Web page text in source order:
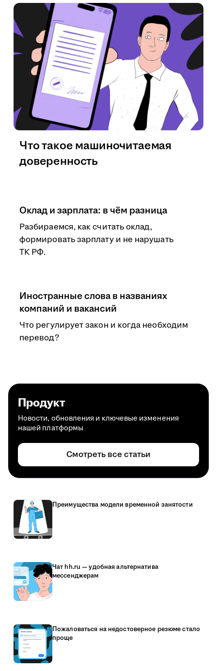
Оклад и зарплата: в чём разница
Разбираемся, как считать оклад,
формировать зарплату и не нарушать
ТК РФ.
Иностранные слова в названиях
компаний и вакансий
Что регулирует закон и когда необходим
перевод?
Что такое машиночитаемая
доверенность
Продукт
Новости, обновления и ключевые изменения
нашей платформы
Смотреть все статьи
Преимущества модели временной занятости
Чат hh.ru — удобная альтернатива
мессенджерам
Пожаловаться на недостоверное резюме стало
проще